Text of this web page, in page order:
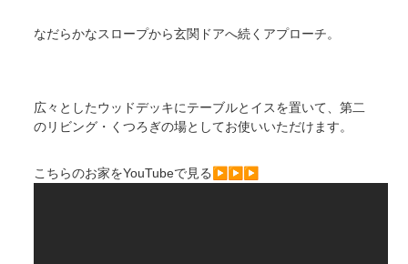
なだらかなスロープから玄関ドアへ続くアプローチ。
広々としたウッドデッキにテーブルとイスを置いて、第二
のリビング・くつろぎの場としてお使いいただけます。
こちらのお家をYouTubeで見る▶▶▶